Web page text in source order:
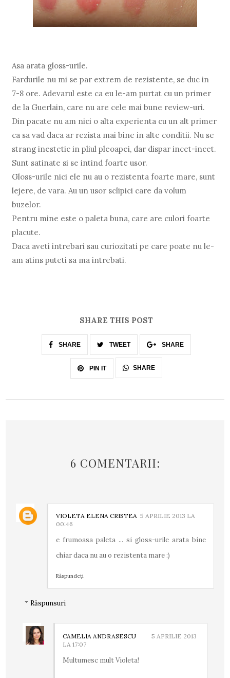
Asa arata gloss-urile.
Fardurile nu mi se par extrem de rezistente, se duc in
7-8 ore. Adevarul este ca eu le-am purtat cu un primer
de la Guerlain, care nu are cele mai bune review-uri.
Din pacate nu am nici o alta experienta cu un alt primer
ca sa vad daca ar rezista mai bine in alte conditii. Nu se
strang inestetic in pliul pleoapei, dar dispar incet-incet.
Sunt satinate si se intind foarte usor.
Gloss-urile nici ele nu au o rezistenta foarte mare, sunt
lejere, de vara. Au un usor sclipici care da volum
buzelor.
Pentru mine este o paleta buna, care are culori foarte
placute.
Daca aveti intrebari sau curiozitati pe care poate nu le-
am atins puteti sa ma intrebati.
SHARE THIS POST
SHARE TWEET SHARE
PIN IT SHARE
6 COMENTARII:
VIOLETA ELENA CRISTEA 5 APRILIE 2013 LA
00:46
e frumoasa paleta ... si gloss-urile arata bine
chiar daca nu au o rezistenta mare :)
Răspundeți
Răspunsuri
CAMELIA ANDRASESCU
5 APRILIE 2013
LA 17:07
Multumesc mult Violeta!